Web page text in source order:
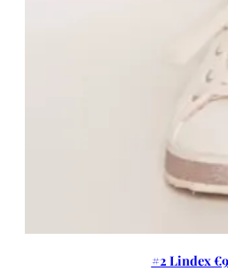
#2 Lindex